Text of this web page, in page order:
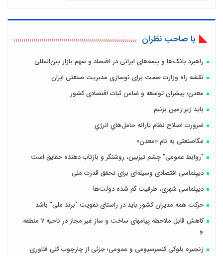
با صاحب نظران
راهبرد بانک‌ها و بیمه‌های ایرانی در اقتصاد و سهم بازار بین‌المللی
نقشه راه وزارت صمت برای نوسازی مدیریت صنعتی ایران
معدن؛ پیشران توسعه و ضامن ثبات اقتصادی کشور
باید زیرِ زمین بزنیم
ضرورت اصلاح نظام يارانه حامل‌هاي انرژي
مگاصنعتی به نام «معدن»
"روابط عمومی" چشم تیزبین، روشنگر و بازتاب دهنده حقایق است
دیپلماسی اقتصادی وسیله‌ای برای تحقق قدرت ملی
دیپلماسی شهری، ظرفیت گم شده دولت‌ها
حرکت همه مدیران کشور باید در راستای تقویت "برند ملی" باشد
کاهش قابل ملاحظه پیامهای ساخت و ساز غیر مجاز در ناحیه 7 منطقه
4
زنجیره بلوکی کنسرسیومی و عمومی؛ جزئی از چارچوب کلی فناوری